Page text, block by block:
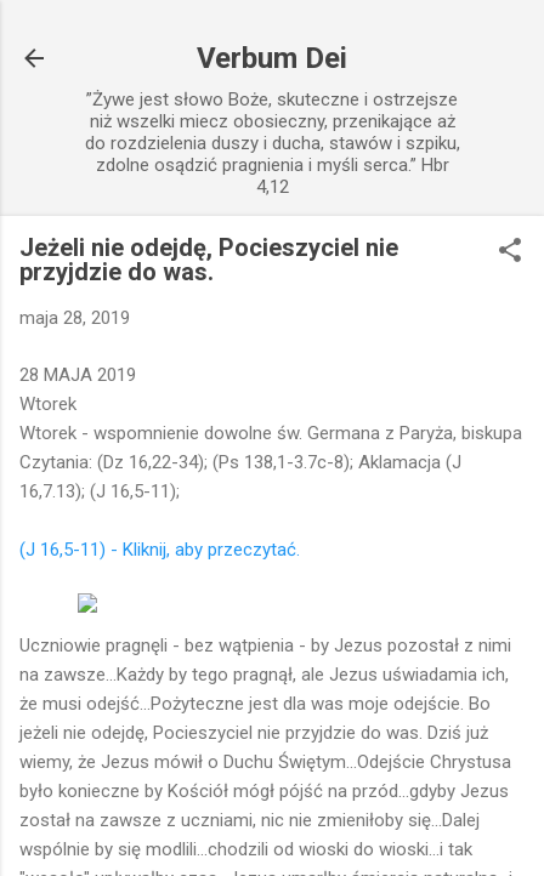
Verbum Dei
”Żywe jest słowo Boże, skuteczne i ostrzejsze
niż wszelki miecz obosieczny, przenikające aż
do rozdzielenia duszy i ducha, stawów i szpiku,
zdolne osądzić pragnienia i myśli serca.” Hbr
4,12
Jeżeli nie odejdę, Pocieszyciel nie
przyjdzie do was.
maja 28, 2019
28 MAJA 2019
Wtorek
Wtorek - wspomnienie dowolne św. Germana z Paryża, biskupa
Czytania: (Dz 16,22-34); (Ps 138,1-3.7c-8); Aklamacja (J
16,7.13); (J 16,5-11);
(J 16,5-11) - Kliknij, aby przeczytać.
Uczniowie pragnęli - bez wątpienia - by Jezus pozostał z nimi
na zawsze...Każdy by tego pragnął, ale Jezus uświadamia ich,
że musi odejść...Pożyteczne jest dla was moje odejście. Bo
jeżeli nie odejdę, Pocieszyciel nie przyjdzie do was. Dziś już
wiemy, że Jezus mówił o Duchu Świętym...Odejście Chrystusa
było konieczne by Kościół mógł pójść na przód...gdyby Jezus
został na zawsze z uczniami, nic nie zmieniłoby się...Dalej
wspólnie by się modlili...chodzili od wioski do wioski...i tak